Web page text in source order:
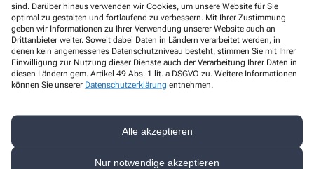
sind. Darüber hinaus verwenden wir Cookies, um unsere Website für Sie
optimal zu gestalten und fortlaufend zu verbessern. Mit Ihrer Zustimmung
geben wir Informationen zu Ihrer Verwendung unserer Website auch an
Drittanbieter weiter. Soweit dabei Daten in Ländern verarbeitet werden, in
denen kein angemessenes Datenschutzniveau besteht, stimmen Sie mit Ihrer
Einwilligung zur Nutzung dieser Dienste auch der Verarbeitung Ihrer Daten in
diesen Ländern gem. Artikel 49 Abs. 1 lit. a DSGVO zu. Weitere Informationen
können Sie unserer Datenschutzerklärung entnehmen.
Alle akzeptieren
Nur notwendige akzeptieren